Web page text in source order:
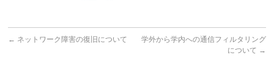
← ネットワーク障害の復旧について
学外から学内への通信フィルタリング
について →